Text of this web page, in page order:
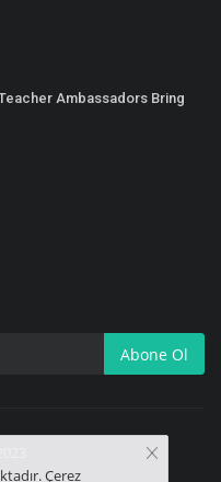
Ambassadors Bring
Abone Ol
Çerez